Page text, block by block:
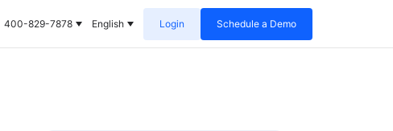
400-829-7878 English Login Schedule a Demo